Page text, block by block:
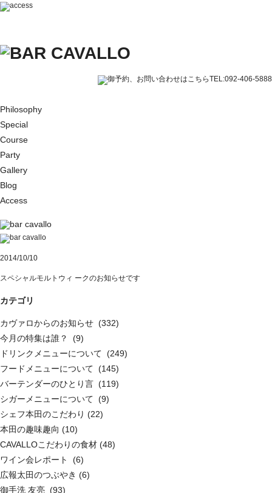
Philosophy
Special
Course
Party
Gallery
Blog
Access
2014/10/10
スペシャルモルトウィ ークのお知らせです
カテゴリ
カヴァロからのお知らせ (332)
今月の特集は誰？ (9)
ドリンクメニューについて (249)
フードメニューについて (145)
バーテンダーのひとり言 (119)
シガーメニューについて (9)
シェフ本田のこだわり (22)
本田の趣味趣向 (10)
CAVALLOこだわりの食材 (48)
ワイン会レポート (6)
広報太田のつぶやき (6)
御手洗 友亮 (93)